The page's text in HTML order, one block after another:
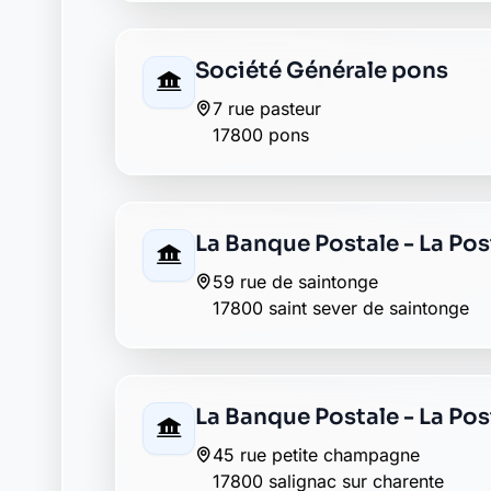
Retour au département Charente-